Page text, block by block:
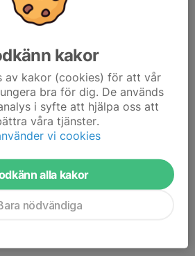
Magnum Precision imorgon lördag 1/8.
Kanske en olycklig krock med
kakor
av kakor (cookies) för att vår
bra för dig. De används
i syfte att hjälpa oss att
våra tjänster.
vi cookies
alla kakor
nödvändiga